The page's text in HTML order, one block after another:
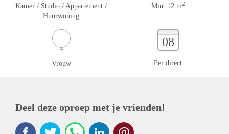
Kamer / Studio / Appartement /
Huurwoning
Min. 12 m2
Vrouw
08
Per direct
Deel deze oproep met je vrienden!